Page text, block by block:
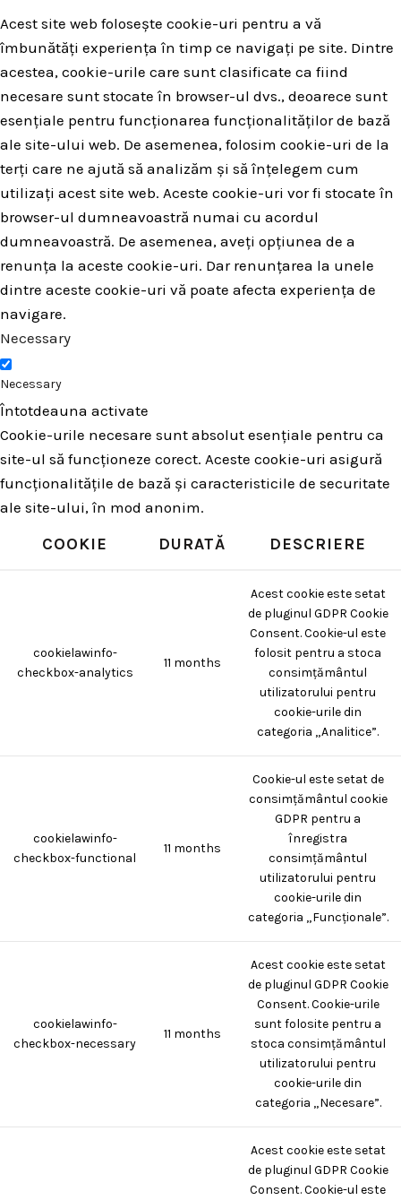
Acest site web folosește cookie-uri pentru a vă
îmbunătăți experiența în timp ce navigați pe site. Dintre
acestea, cookie-urile care sunt clasificate ca fiind
necesare sunt stocate în browser-ul dvs., deoarece sunt
esențiale pentru funcționarea funcționalităților de bază
ale site-ului web. De asemenea, folosim cookie-uri de la
terți care ne ajută să analizăm și să înțelegem cum
utilizați acest site web. Aceste cookie-uri vor fi stocate în
browser-ul dumneavoastră numai cu acordul
dumneavoastră. De asemenea, aveți opțiunea de a
renunța la aceste cookie-uri. Dar renunțarea la unele
dintre aceste cookie-uri vă poate afecta experiența de
navigare.
Necessary
Necessary
Întotdeauna activate
Cookie-urile necesare sunt absolut esențiale pentru ca
site-ul să funcționeze corect. Aceste cookie-uri asigură
funcționalitățile de bază și caracteristicile de securitate
ale site-ului, în mod anonim.
COOKIE DURATĂ DESCRIERE
cookielawinfo-
checkbox-analytics
11 months
Acest cookie este setat
de pluginul GDPR Cookie
Consent. Cookie-ul este
folosit pentru a stoca
consimțământul
utilizatorului pentru
cookie-urile din
categoria „Analitice”.
cookielawinfo-
checkbox-functional
11 months
Cookie-ul este setat de
consimțământul cookie
GDPR pentru a
înregistra
consimțământul
utilizatorului pentru
cookie-urile din
categoria „Funcționale”.
cookielawinfo-
checkbox-necessary
11 months
Acest cookie este setat
de pluginul GDPR Cookie
Consent. Cookie-urile
sunt folosite pentru a
stoca consimțământul
utilizatorului pentru
cookie-urile din
categoria „Necesare”.
Acest cookie este setat
de pluginul GDPR Cookie
Consent. Cookie-ul este